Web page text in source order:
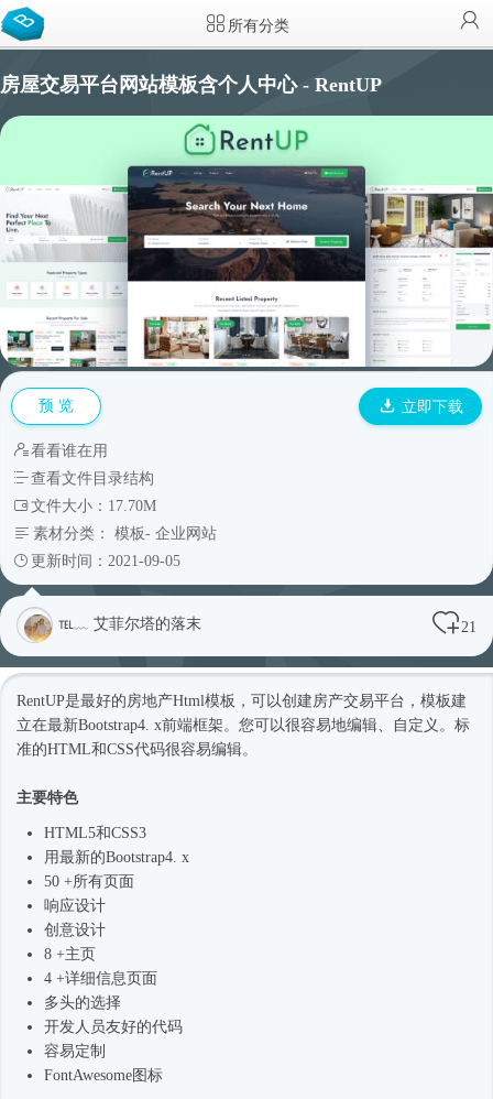
所有分类
房屋交易平台网站模板含个人中心 - RentUP
预 览 立即下载
看看谁在用
查看文件目录结构
文件大小：17.70M
素材分类： 模板- 企业网站
更新时间：2021-09-05
℡﹏ 艾菲尔塔的落末 21
RentUP是最好的房地产Html模板 ，可以创建房产交易平台，模板建
立在最新Bootstrap4 . x前端框架。您可以很容易地编辑、自定义。标
准的HTML和CSS代码很容易编辑。
主要特色
HTML5和CSS3
用最新的Bootstrap4 . x
50 +所有页面
响应设计
创意设计
8 +主页
4 +详细信息页面
多头的选择
开发人员友好的代码
容易定制
FontAwesome图标